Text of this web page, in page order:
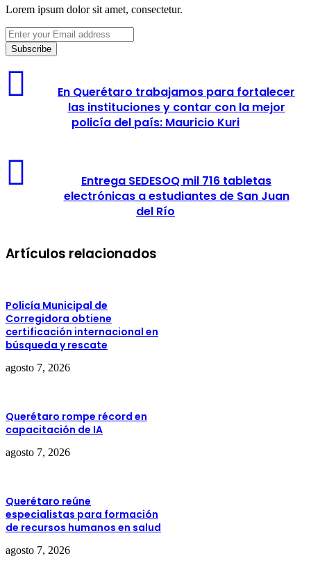
Lorem ipsum dolor sit amet, consectetur.
Enter
your
Email
address
En Querétaro trabajamos para fortalecer
las instituciones y contar con la mejor
policía del país: Mauricio Kuri
Entrega SEDESOQ mil 716 tabletas
electrónicas a estudiantes de San Juan
del Río
Artículos relacionados
Policía Municipal de
Corregidora obtiene
certificación internacional en
búsqueda y rescate
agosto 7, 2026
Querétaro rompe récord en
capacitación de IA
agosto 7, 2026
Querétaro reúne
especialistas para formación
de recursos humanos en salud
agosto 7, 2026